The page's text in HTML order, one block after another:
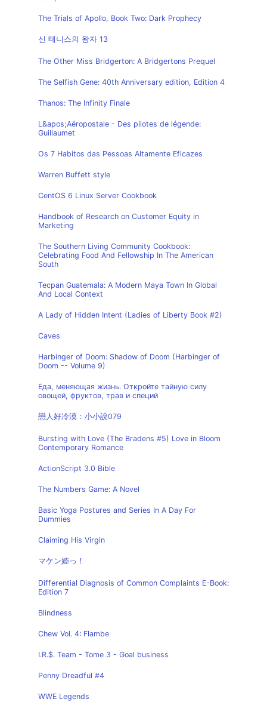
The Trials of Apollo, Book Two: Dark Prophecy
신 테니스의 왕자 13
The Other Miss Bridgerton: A Bridgertons Prequel
The Selfish Gene: 40th Anniversary edition, Edition 4
Thanos: The Infinity Finale
L&apos;Aéropostale - Des pilotes de légende:
Guillaumet
Os 7 Habitos das Pessoas Altamente Eficazes
Warren Buffett style
CentOS 6 Linux Server Cookbook
Handbook of Research on Customer Equity in
Marketing
The Southern Living Community Cookbook:
Celebrating Food And Fellowship In The American
South
Tecpan Guatemala: A Modern Maya Town In Global
And Local Context
A Lady of Hidden Intent (Ladies of Liberty Book #2)
Caves
Harbinger of Doom: Shadow of Doom (Harbinger of
Doom -- Volume 9)
Еда, меняющая жизнь. Откройте тайную силу
овощей, фруктов, трав и специй
戀人好冷漠：小小說079
Bursting with Love (The Bradens #5) Love in Bloom
Contemporary Romance
ActionScript 3.0 Bible
The Numbers Game: A Novel
Basic Yoga Postures and Series In A Day For
Dummies
Claiming His Virgin
マケン姫っ！
Differential Diagnosis of Common Complaints E-Book:
Edition 7
Blindness
Chew Vol. 4: Flambe
I.R.$. Team - Tome 3 - Goal business
Penny Dreadful #4
WWE Legends